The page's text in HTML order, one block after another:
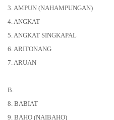
3. AMPUN (NAHAMPUNGAN)
4. ANGKAT
5. ANGKAT SINGKAPAL
6. ARITONANG
7. ARUAN
B.
8. BABIAT
9. BAHO (NAIBAHO)